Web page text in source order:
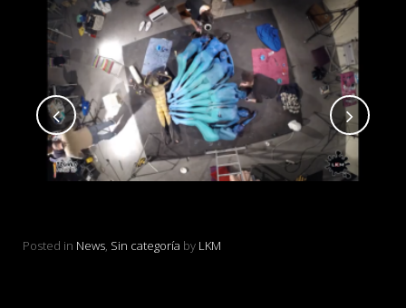
Posted in News, Sin categoría by LKM